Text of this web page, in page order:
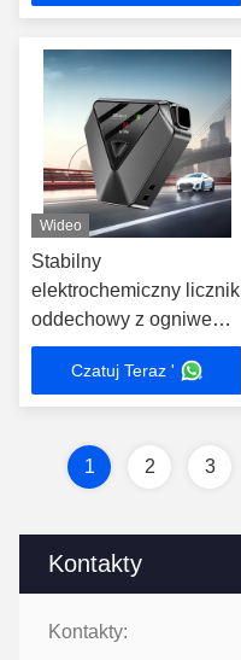
Kontakty
Kontakty:
Wideo
Stabilny
elektrochemiczny licznik
oddechowy z ogniwem
paliwowym z
wyświetlaczem LCD
Czatuj Teraz '
1 2 3